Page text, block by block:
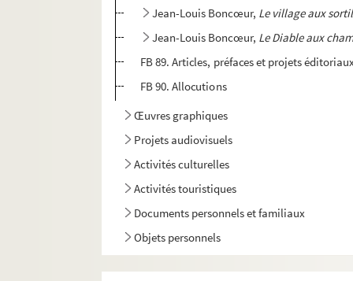
Jean-Louis Boncœur, Le village aux
Jean-Louis Boncœur, Le Diable aux
FB 89. Articles, préfaces et projets
FB 90. Allocutions
Œuvres graphiques
Projets audiovisuels
Activités culturelles
Activités touristiques
Documents personnels et familiaux
Objets personnels